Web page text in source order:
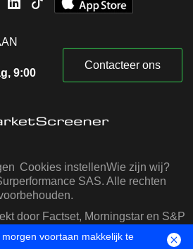
9:00
Contacteer ons
Cookies instellenWie zijn wij?
SAS. Alle rechten
door Factset, Morningstar en S&P
voortaan makkelijk te